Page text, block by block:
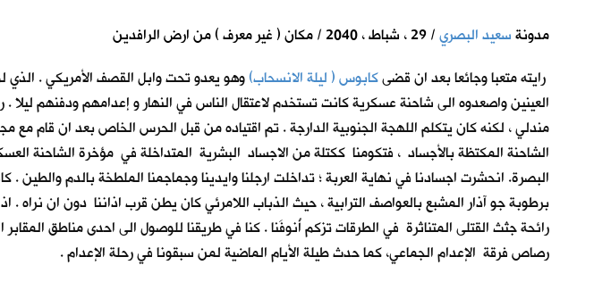
مدونةسعيد البصري/ 29 ، شباط ، 2040 / مكان ( غير معرف ) من ارض الرافدين
رايته متعبا وجائعا بعد ان قضىكابوس ( ليلة الانسحاب)وهو يعدو تحت وابل القصف الأمريكي . الذي
العينين واصعدوه الى شاحنة عسكرية كانت تستخدم لاعتقال الناس في النهار و إعدامهم ودفنهم
مندلي ، لكنه كان يتكلم اللهجة الجنوبية الدارجة . تم اقتياده من قبل الحرس الخاص بعد ان قام
الشاحنة المكتظة بالأجساد ، فتكومنا ككتلة من الاجساد البشرية المتداخلة في مؤخرة الشاحنة
البصرة. انحشرت اجسادنا في نهاية العربة ؛ تداخلت ارجلنا وايدينا وجماجمنا الملطخة بالدم والطين
برطوبة جو آذار المشبع بالعواصف الترابية ، حيث الذباب اللامرئي كان يطن قرب اذاننا دون ان
رائحة جثث القتلى المتناثرة في الطرقات تزكم أُنوفَنا . كنا في طريقنا للوصول الى احدى مناطق
رصاص فرقة الإعدام الجماعي، كما حدث طيلة الأيام الماضية لمن سبقونا في رحلة الإعدام .